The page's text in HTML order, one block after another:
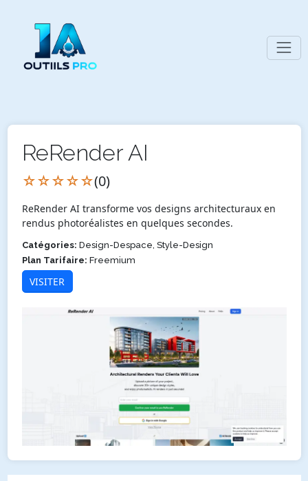
ReRender AI
☆☆☆☆☆(0)
ReRender AI transforme vos designs architecturaux en
rendus photoréalistes en quelques secondes.
Catégories: Design-Despace, Style-Design
Plan Tarifaire: Freemium
VISITER